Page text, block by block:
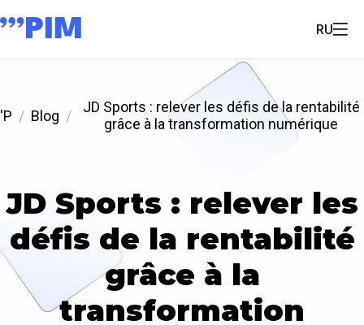
RU
'P Blog
JD Sports : relever les défis de la rentabilité
grâce à la transformation numérique
JD Sports : relever les
défis de la rentabilité
grâce à la
transformation